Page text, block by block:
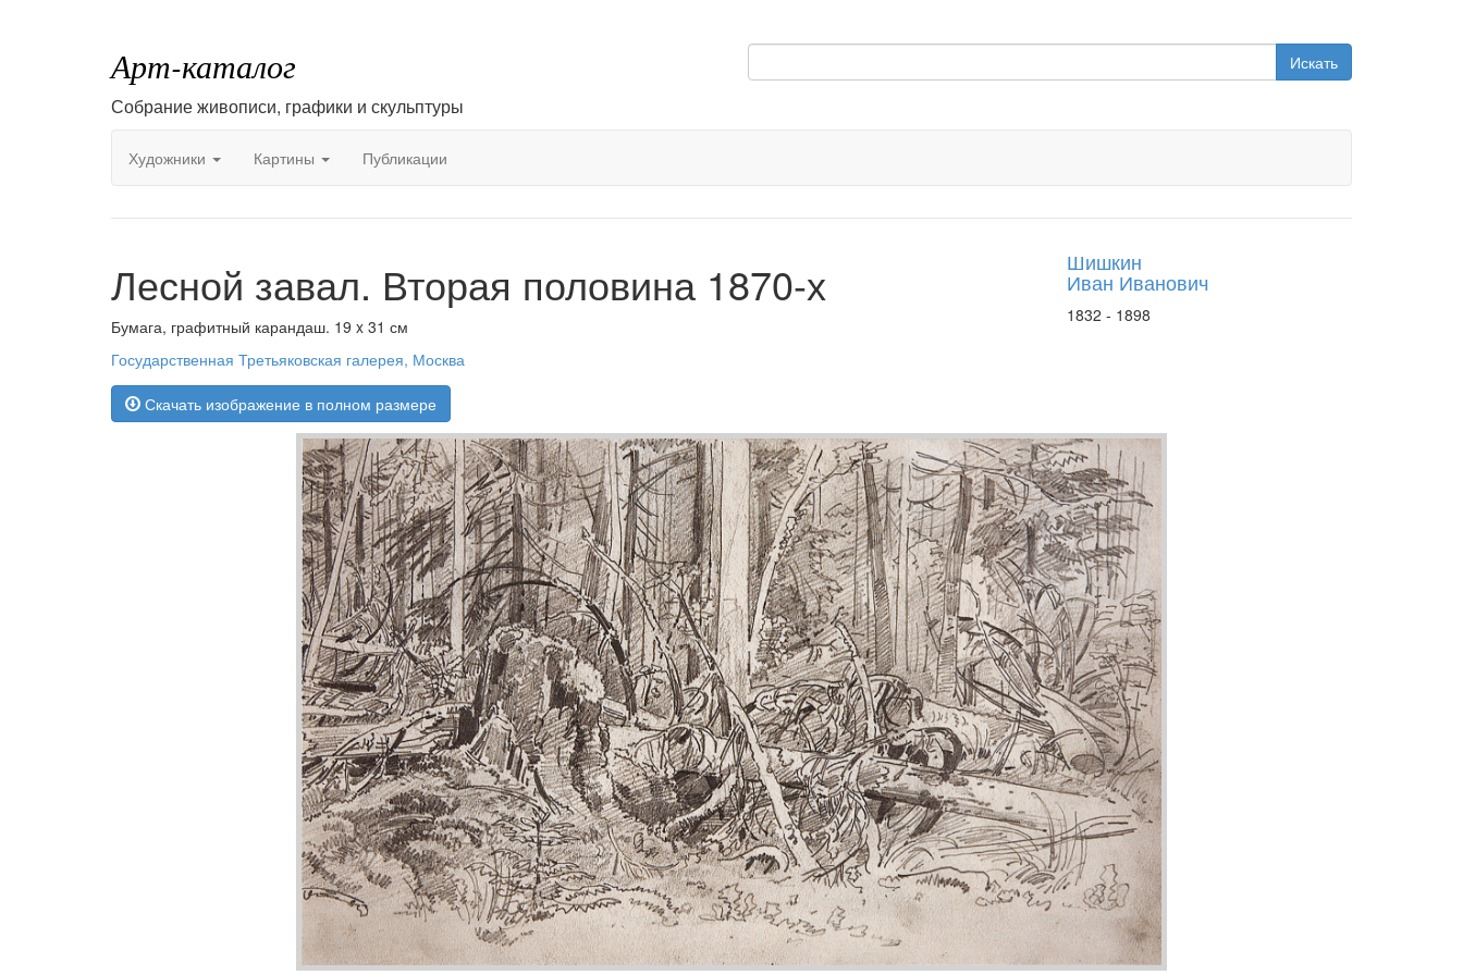
Арт-каталог
Собрание живописи, графики и скульптуры
Искать
Художники Картины Публикации
Лесной завал. Вторая половина 1870-х
Бумага, графитный карандаш. 19 x 31 см
Государственная Третьяковская галерея, Москва
Скачать изображение в полном размере
Шишкин
Иван Иванович
1832 - 1898